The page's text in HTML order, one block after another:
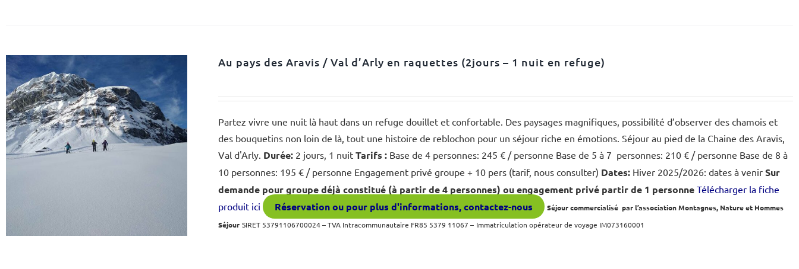
Au pays des Aravis / Val d’Arly en raquettes (2jours – 1 nuit en refuge)
Partez vivre une nuit là haut dans un refuge douillet et confortable. Des paysages magnifiques, possibilité d’observer des chamois et
des bouquetins non loin de là, tout une histoire de reblochon pour un séjour riche en émotions. Séjour au pied de la Chaine des Aravis,
Val d'Arly. Durée: 2 jours, 1 nuitTarifs : Base de 4 personnes: 245 € / personne Base de 5 à 7 personnes: 210 € / personne Base de 8 à
10 personnes: 195 € / personne Engagement privé groupe + 10 pers (tarif, nous consulter) Dates: Hiver 2025/2026: dates à venirSur
demande pour groupe déjà constitué (à partir de 4 personnes) ou engagement privé partir de 1 personne Télécharger la fiche
produit ici
Réservation ou pour plus d'informations, contactez-nous
Séjour commercialisé par l’association Montagnes, Nature et Hommes
Séjour SIRET 53791106700024 – TVA Intracommunautaire FR85 5379 11067 – Immatriculation opérateur de voyage IM073160001